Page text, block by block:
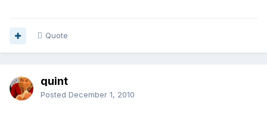
Quote
quint
Posted December 1, 2010